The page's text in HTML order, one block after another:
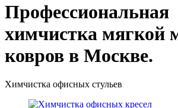
Профессиональная
химчистка мягкой
ковров в Москве.
Химчистка офисных стульев